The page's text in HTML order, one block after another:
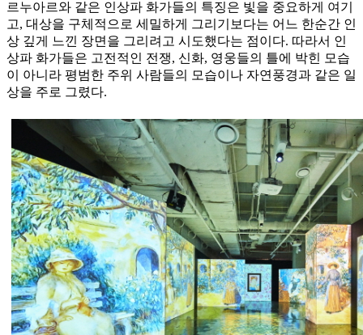
르누아르와 같은 인상파 화가들의 특징은 빛을 중요하게 여기
고, 대상을 구체적으로 세밀하게 그리기보다는 어느 한순간 인
상 깊게 느낀 장면을 그리려고 시도했다는 점이다. 따라서 인
상파 화가들은 고전적인 전쟁, 신화, 영웅들의 틀에 박힌 모습
이 아니라 평범한 주위 사람들의 모습이나 자연풍경과 같은 일
상을 주로 그렸다.